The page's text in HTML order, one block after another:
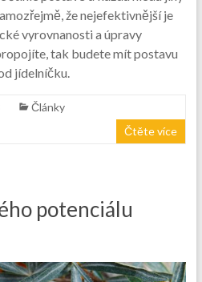
že nejefektivnější je
vyrovnanosti a úpravy
tak budete mít postavu
jídelníčku.
Články
Čtěte více
potenciálu